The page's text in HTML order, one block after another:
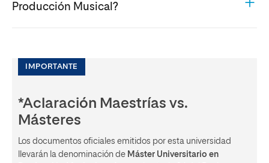
Producción Musical?
IMPORTANTE
*Aclaración Maestrías vs.
Másteres
Los documentos oficiales emitidos por esta universidad
llevarán la denominación de Máster Universitario en